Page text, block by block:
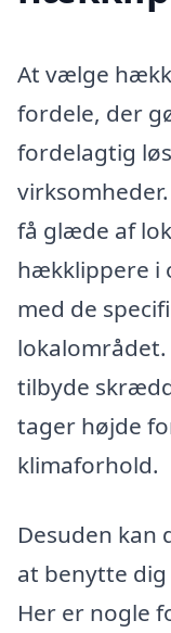
At vælge
fordele, der
fordelagtig
få glæde af
hækklippere i
med de
tilbyde
tager højde
klimaforhold.
Desuden kan
at benytte
Her er nogle